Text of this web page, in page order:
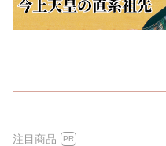
注目商品 PR